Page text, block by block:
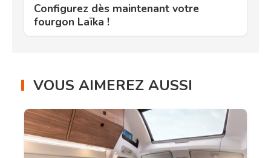
Configurez dès maintenant votre
fourgon Laïka !
VOUS AIMEREZ AUSSI